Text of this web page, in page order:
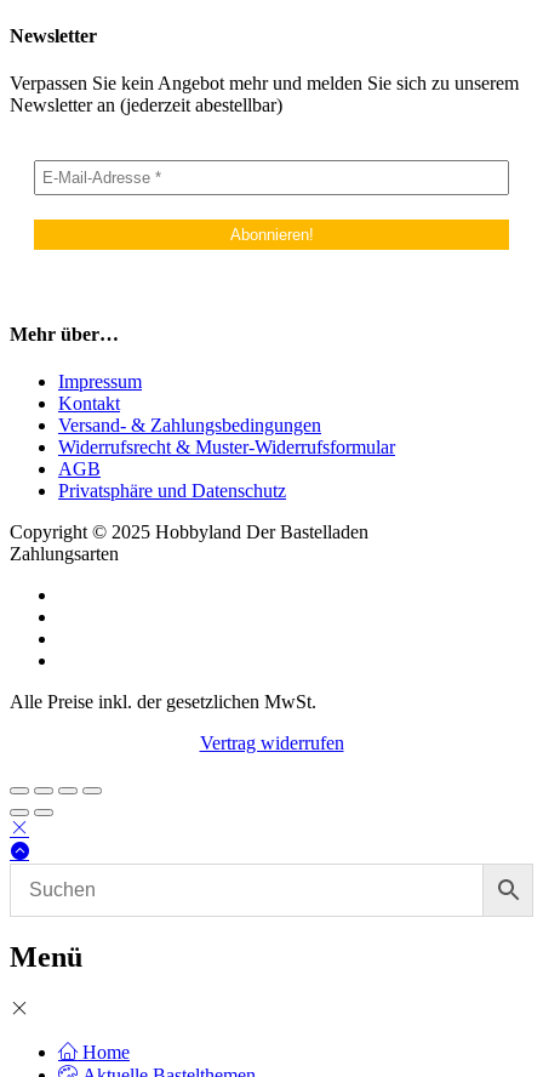
Newsletter
Verpassen Sie kein Angebot mehr und melden Sie sich zu unserem
Newsletter an (jederzeit abestellbar)
Mehr über…
Impressum
Kontakt
Versand- & Zahlungsbedingungen
Widerrufsrecht & Muster-Widerrufsformular
AGB
Privatsphäre und Datenschutz
Copyright © 2025 Hobbyland Der Bastelladen
Zahlungsarten
Alle Preise inkl. der gesetzlichen MwSt.
Vertrag widerrufen
Menü
Home